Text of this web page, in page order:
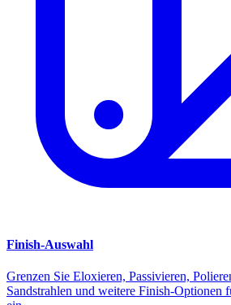
Finish-Auswahl
Grenzen Sie Eloxieren, Passivieren,
Sandstrahlen und weitere Finish-Optionen